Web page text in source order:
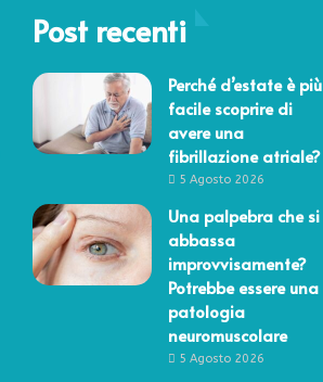
Post recenti
Perché d’estate è più
facile scoprire di
avere una
fibrillazione atriale?
5 Agosto 2026
Una palpebra che si
abbassa
improvvisamente?
Potrebbe essere una
patologia
neuromuscolare
5 Agosto 2026